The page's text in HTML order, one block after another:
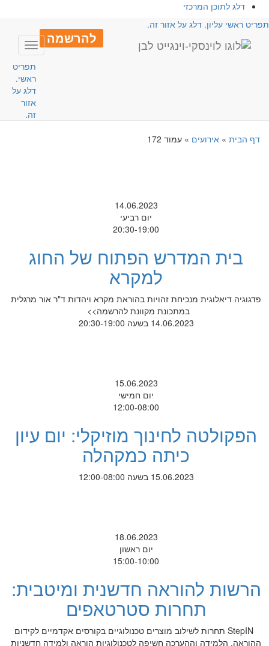
דלג לתוכן המרכזי
ראשי עליון. דלג על אזור זה.
להרשמה
Toggle
תפריט
ראשי.
דלג על
אזור
זה.
דף הבית» אירועים» עמוד 172
14.06.2023
יום רביעי
20:30-19:00
בית המדרש הפתוח של החוג
למקרא
פדגוגיה דיאלוגית מנכיחת זהויות בהוראת מקרא ויהדות ד"ר אור מרגלית
במתכונת מקוונת להרשמה>>
14.06.2023 בשעה 20:30-19:00
15.06.2023
יום חמישי
12:00-08:00
הפקולטה לחינוך מוזיקלי: יום עיון
כיתה כמקהלה
15.06.2023 בשעה 12:00-08:00
18.06.2023
יום ראשון
15:00-10:00
הרשות להוראה חדשנית ומיטבית:
תחרות סטרטאפים
StepIN תחרות לשילוב מוצרים טכנולוגיים בקורסים אקדמיים לקידום
ההוראה, הלמידה וההערכה חשיפה לטכנולוגיות הוראה ולמידה חדשניות